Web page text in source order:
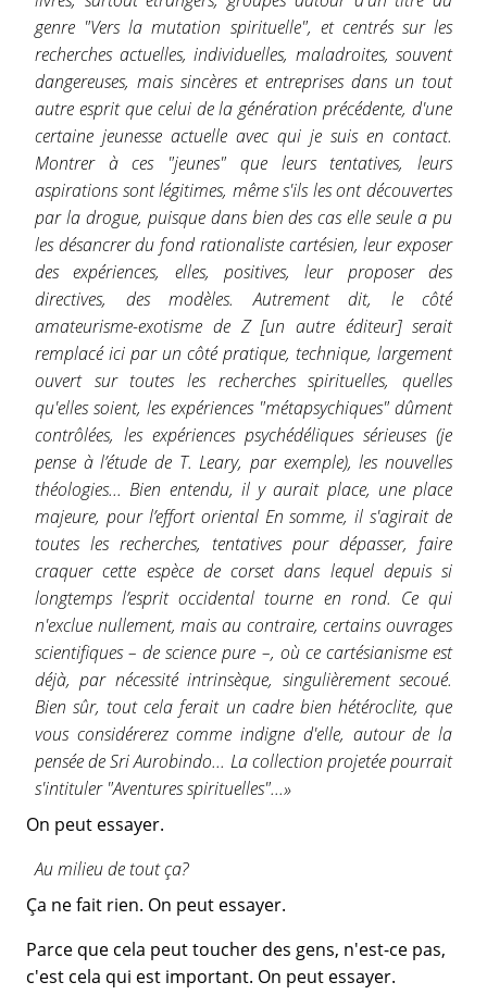
genre "Vers la mutation spirituelle", et centrés sur les
recherches actuelles, individuelles, maladroites, souvent
dangereuses, mais sincères et entreprises dans un tout
autre esprit que celui de la génération précédente, d'une
certaine jeunesse actuelle avec qui je suis en contact.
Montrer à ces "jeunes" que leurs tentatives, leurs
aspirations sont légitimes, même s'ils les ont découvertes
par la drogue, puisque dans bien des cas elle seule a pu
les désancrer du fond rationaliste cartésien, leur exposer
des expériences, elles, positives, leur proposer des
directives, des modèles. Autrement dit, le côté
amateurisme-exotisme de Z [un autre éditeur] serait
remplacé ici par un côté pratique, technique, largement
ouvert sur toutes les recherches spirituelles, quelles
qu'elles soient, les expériences "métapsychiques" dûment
contrôlées, les expériences psychédéliques sérieuses (je
pense à l’étude de T. Leary, par exemple), les nouvelles
théologies... Bien entendu, il y aurait place, une place
majeure, pour l’effort oriental En somme, il s'agirait de
toutes les recherches, tentatives pour dépasser, faire
craquer cette espèce de corset dans lequel depuis si
longtemps l’esprit occidental tourne en rond. Ce qui
n'exclue nullement, mais au contraire, certains ouvrages
scientifiques – de science pure –, où ce cartésianisme est
déjà, par nécessité intrinsèque, singulièrement secoué.
Bien sûr, tout cela ferait un cadre bien hétéroclite, que
vous considérerez comme indigne d'elle, autour de la
pensée de Sri Aurobindo... La collection projetée pourrait
s'intituler "Aventures spirituelles"...»
On peut essayer.
Au milieu de tout ça?
Ça ne fait rien. On peut essayer.
Parce que cela peut toucher des gens, n'est-ce pas,
c'est cela qui est important. On peut essayer.